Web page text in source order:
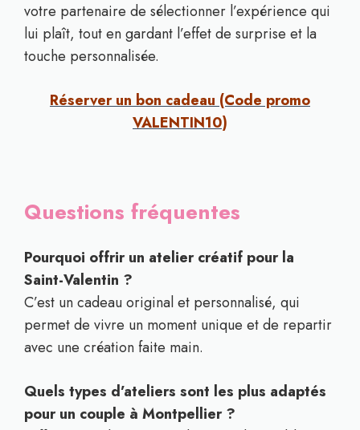
votre partenaire de sélectionner l’expérience qui
lui plaît, tout en gardant l’effet de surprise et la
touche personnalisée.
Réserver un bon cadeau (Code promo
VALENTIN10)
Questions fréquentes
Pourquoi offrir un atelier créatif pour la
Saint-Valentin ?
C’est un cadeau original et personnalisé, qui
permet de vivre un moment unique et de repartir
avec une création faite main.
Quels types d’ateliers sont les plus adaptés
pour un couple à Montpellier ?